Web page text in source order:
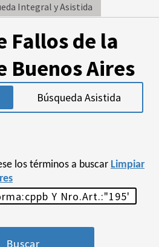
Integral y Asistida
Fallos de la
Buenos Aires
Búsqueda Asistida
los términos a buscar Limpiar